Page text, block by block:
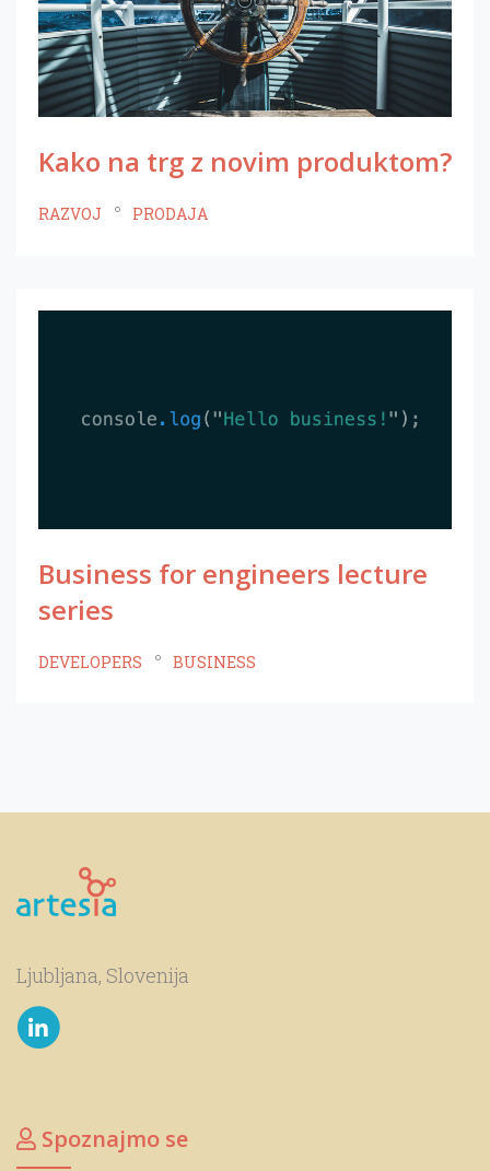
Kako na trg z novim produktom?
RAZVOJ PRODAJA
Business for engineers lecture
series
DEVELOPERS BUSINESS
Ljubljana, Slovenija
Spoznajmo se